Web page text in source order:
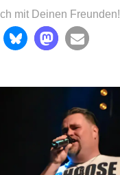
mit Deinen Freunden!